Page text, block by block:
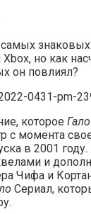
но как
он повлиял?
которое Гало
с момента
в 2001 году.
и
Чифа и
Сериал,